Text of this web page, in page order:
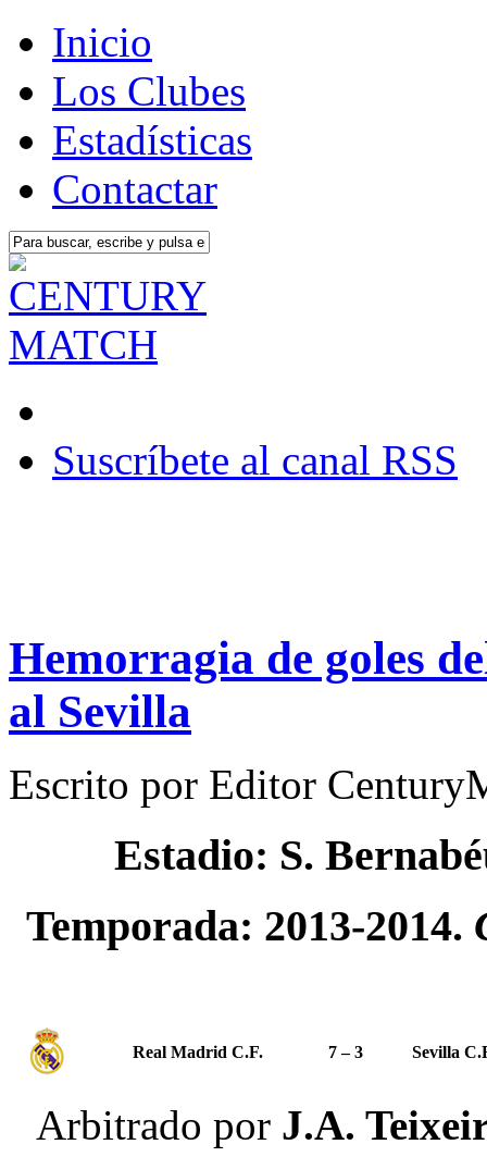
Inicio
Los Clubes
Estadísticas
Contactar
Suscríbete al canal RSS
Hemorragia de goles
al Sevilla
Escrito por Editor
Estadio: S.
Temporada: 2013-2014.
Real Madrid C.F. 7 – 3 Sevilla
Arbitrado por J.A.